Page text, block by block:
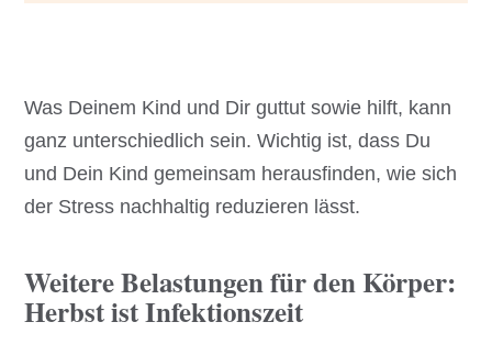
Was Deinem Kind und Dir guttut sowie hilft, kann
ganz unterschiedlich sein. Wichtig ist, dass Du
und Dein Kind gemeinsam herausfinden, wie sich
der Stress nachhaltig reduzieren lässt.
Weitere Belastungen für den Körper:
Herbst ist Infektionszeit